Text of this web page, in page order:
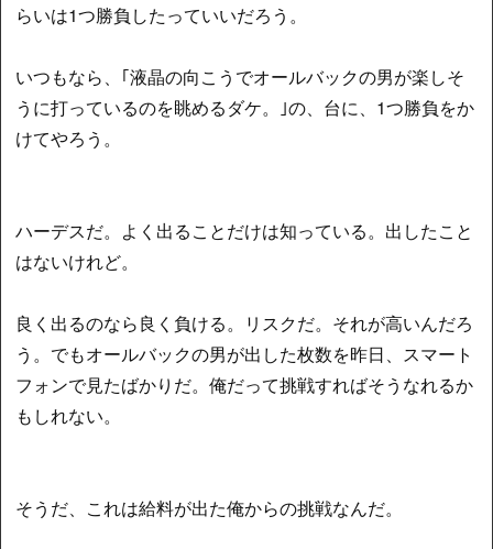
らいは1つ勝負したっていいだろう。
いつもなら、｢液晶の向こうでオールバックの男が楽しそ
うに打っているのを眺めるダケ。｣の、台に、1つ勝負をか
けてやろう。
ハーデスだ。よく出ることだけは知っている。出したこと
はないけれど。
良く出るのなら良く負ける。リスクだ。それが高いんだろ
う。でもオールバックの男が出した枚数を昨日、スマート
フォンで見たばかりだ。俺だって挑戦すればそうなれるか
もしれない。
そうだ、これは給料が出た俺からの挑戦なんだ。